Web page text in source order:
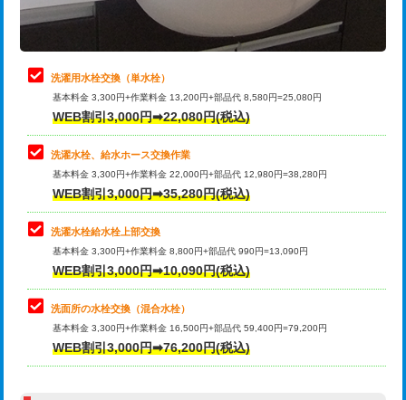
給水管工事※（ライニング鋼管・銅
管・ポリ管・HT管使用/3ｍまで)
44,000円
給水管工事※（ライニング鋼管・銅
管・ポリ管・HT管使用/3ｍ超え)
排水管工事（土の掘削・埋め戻し作
業）
排水管工事（排水管工事/3ｍまで） 55,000円
排水管工事（追加 排水管工事/3ｍ超
え）
マス交換（土の掘削・埋め戻し作業）
マス交換（深さ50㎝未満）
マス交換（深さ50㎝以上）
理・調整・分解・加工など（軽作業）
止水・漏水調査・防水処理・清掃・修
理・調整・分解・加工など（中作業）
22,000円
止水・漏水調査・防水処理・清掃・修
理・調整・分解・加工など（重作業）
33,000円
キッチンタンク脱着
その他部品の脱着
交換・取付（タンク）
交換・取付(単水栓（壁付・デッキ
式）)
交換・取付(混合水栓（壁付・デッキ
式・ワンホール）)
16,500円+材料費
洗濯用水栓交換（単水栓）
基本料金 3,300円+作業料金 13,200円+部品代 8,580円=25,080円
WEB割引3,000円➡22,080円(税込)
洗濯水栓、給水ホース交換作業
基本料金 3,300円+作業料金 22,000円+部品代 12,980円=38,280円
WEB割引3,000円➡35,280円(税込)
洗濯水栓給水栓上部交換
基本料金 3,300円+作業料金 8,800円+部品代 990円=13,090円
WEB割引3,000円➡10,090円(税込)
洗面所の水栓交換（混合水栓）
基本料金 3,300円+作業料金 16,500円+部品代 59,400円=79,200円
WEB割引3,000円➡76,200円(税込)